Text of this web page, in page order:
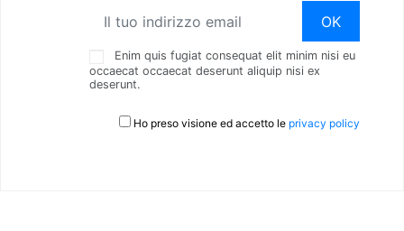
Vari
VRBT54304
per alimenti potrai
confezionare in modo
Enim quis fugiat consequat elit minim nisi eu
occaecat occaecat deserunt aliquip nisi ex
deserunt.
Ho preso visione ed accetto le privacy policy